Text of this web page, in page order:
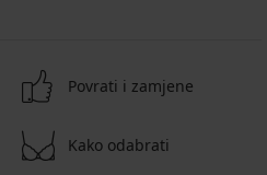
Povrati i zamjene
Kako odabrati